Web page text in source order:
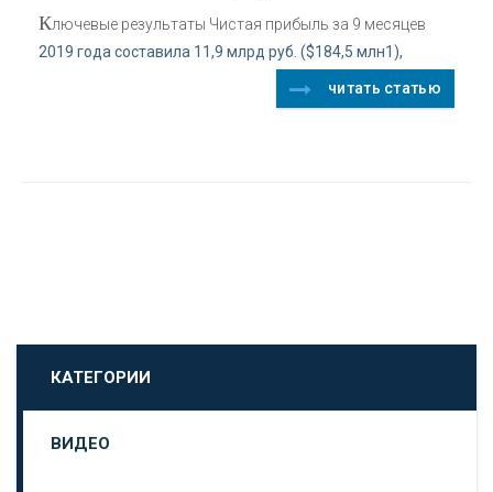
Ключевые результаты Чистая прибыль за 9 месяцев
2019 года составила 11,9 млрд руб. ($184,5 млн1),
читать статью
КАТЕГОРИИ
ВИДЕО